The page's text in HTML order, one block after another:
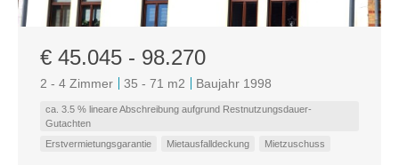
€ 45.045 - 98.270
2 - 4 Zimmer 35 - 71 m2 Baujahr 1998
ca. 3.5 % lineare Abschreibung aufgrund Restnutzungsdauer-
Gutachten
Erstvermietungsgarantie
Mietausfalldeckung Mietzuschuss